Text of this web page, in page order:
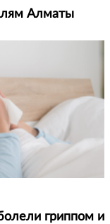
Алматы
гриппом и